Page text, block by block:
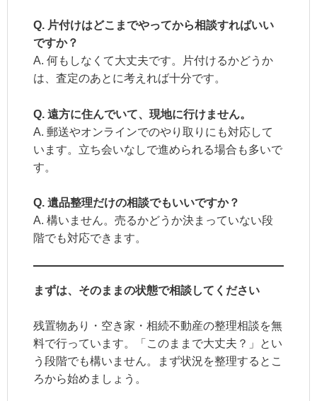
Q. 片付けはどこまでやってから相談すればいい
ですか？
A. 何もしなくて大丈夫です。片付けるかどうか
は、査定のあとに考えれば十分です。
Q. 遠方に住んでいて、現地に行けません。
A. 郵送やオンラインでのやり取りにも対応して
います。立ち会いなしで進められる場合も多いで
す。
Q. 遺品整理だけの相談でもいいですか？
A. 構いません。売るかどうか決まっていない段
階でも対応できます。
まずは、そのままの状態で相談してください
残置物あり・空き家・相続不動産の整理相談を無
料で行っています。「このままで大丈夫？」とい
う段階でも構いません。まず状況を整理するとこ
ろから始めましょう。